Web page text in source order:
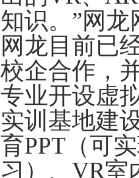
知识。 ”网龙
网龙 目前已
校企合作 ，
专业开设虚
实训 基地建
育PPT （可
习 ） 、VR室